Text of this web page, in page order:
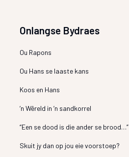
Onlangse Bydraes
Ou Rapons
Ou Hans se laaste kans
Koos en Hans
’n Wêreld in ’n sandkorrel
“Een se dood is die ander se brood…”
Skuit jy dan op jou eie voorstoep?